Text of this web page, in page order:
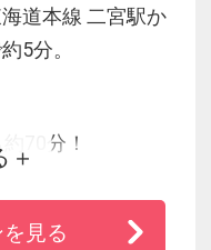
海道本線 二宮駅か
5分。
70分！
ニューアル
ドパノラマを体
見る